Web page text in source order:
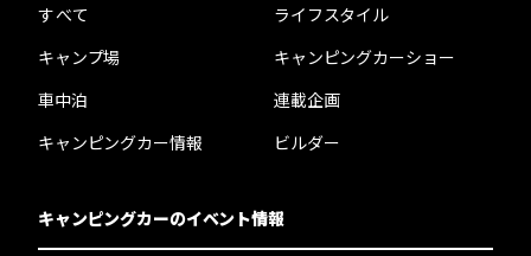
すべて
キャンプ場
車中泊
キャンピングカー情報
ライフスタイル
キャンピングカーショー
連載企画
ビルダー
キャンピングカーのイベント情報